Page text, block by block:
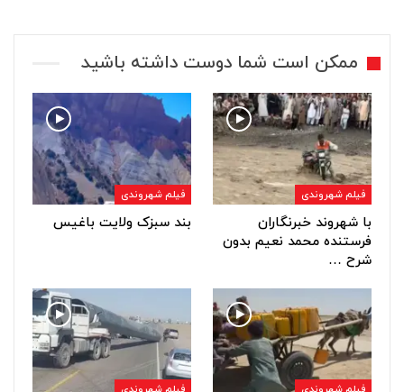
ممکن است شما دوست داشته باشید
فیلم شهروندی
با شهروند خبرنگاران
فرستنده محمد نعیم بدون
شرح …
فیلم شهروندی
بند سبزک ولایت باغیس